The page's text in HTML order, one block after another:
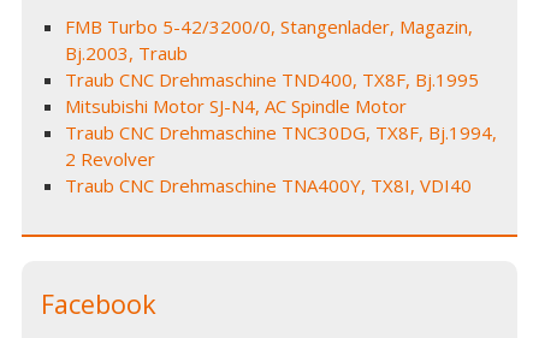
FMB Turbo 5-42/3200/0, Stangenlader, Magazin,
Bj.2003, Traub
Traub CNC Drehmaschine TND400, TX8F, Bj.1995
Mitsubishi Motor SJ-N4, AC Spindle Motor
Traub CNC Drehmaschine TNC30DG, TX8F, Bj.1994,
2 Revolver
Traub CNC Drehmaschine TNA400Y, TX8I, VDI40
Facebook